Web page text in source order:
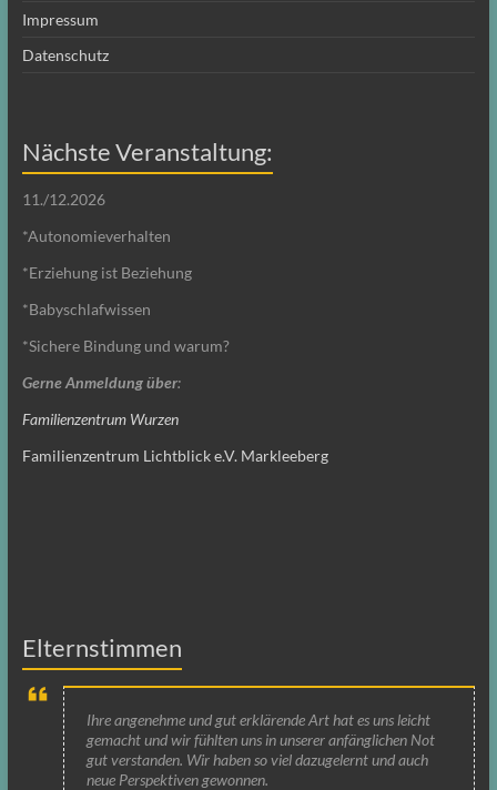
Impressum
Datenschutz
Nächste Veranstaltung:
11./12.2026
*Autonomieverhalten
*Erziehung ist Beziehung
*Babyschlafwissen
*Sichere Bindung und warum?
Gerne Anmeldung über:
Familienzentrum Wurzen
Familienzentrum Lichtblick e.V. Markleeberg
Elternstimmen
Ihre angenehme und gut erklärende Art hat es uns leicht
gemacht und wir fühlten uns in unserer anfänglichen Not
gut verstanden. Wir haben so viel dazugelernt und auch
neue Perspektiven gewonnen.